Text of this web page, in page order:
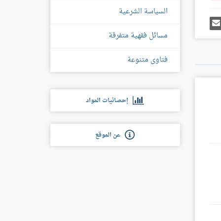
إرسل
إيميل
السياسة الشرعية
مسائل فقهية متفرقة
فتاوى متنوعة
إحصائيات المواد
عن الموقع